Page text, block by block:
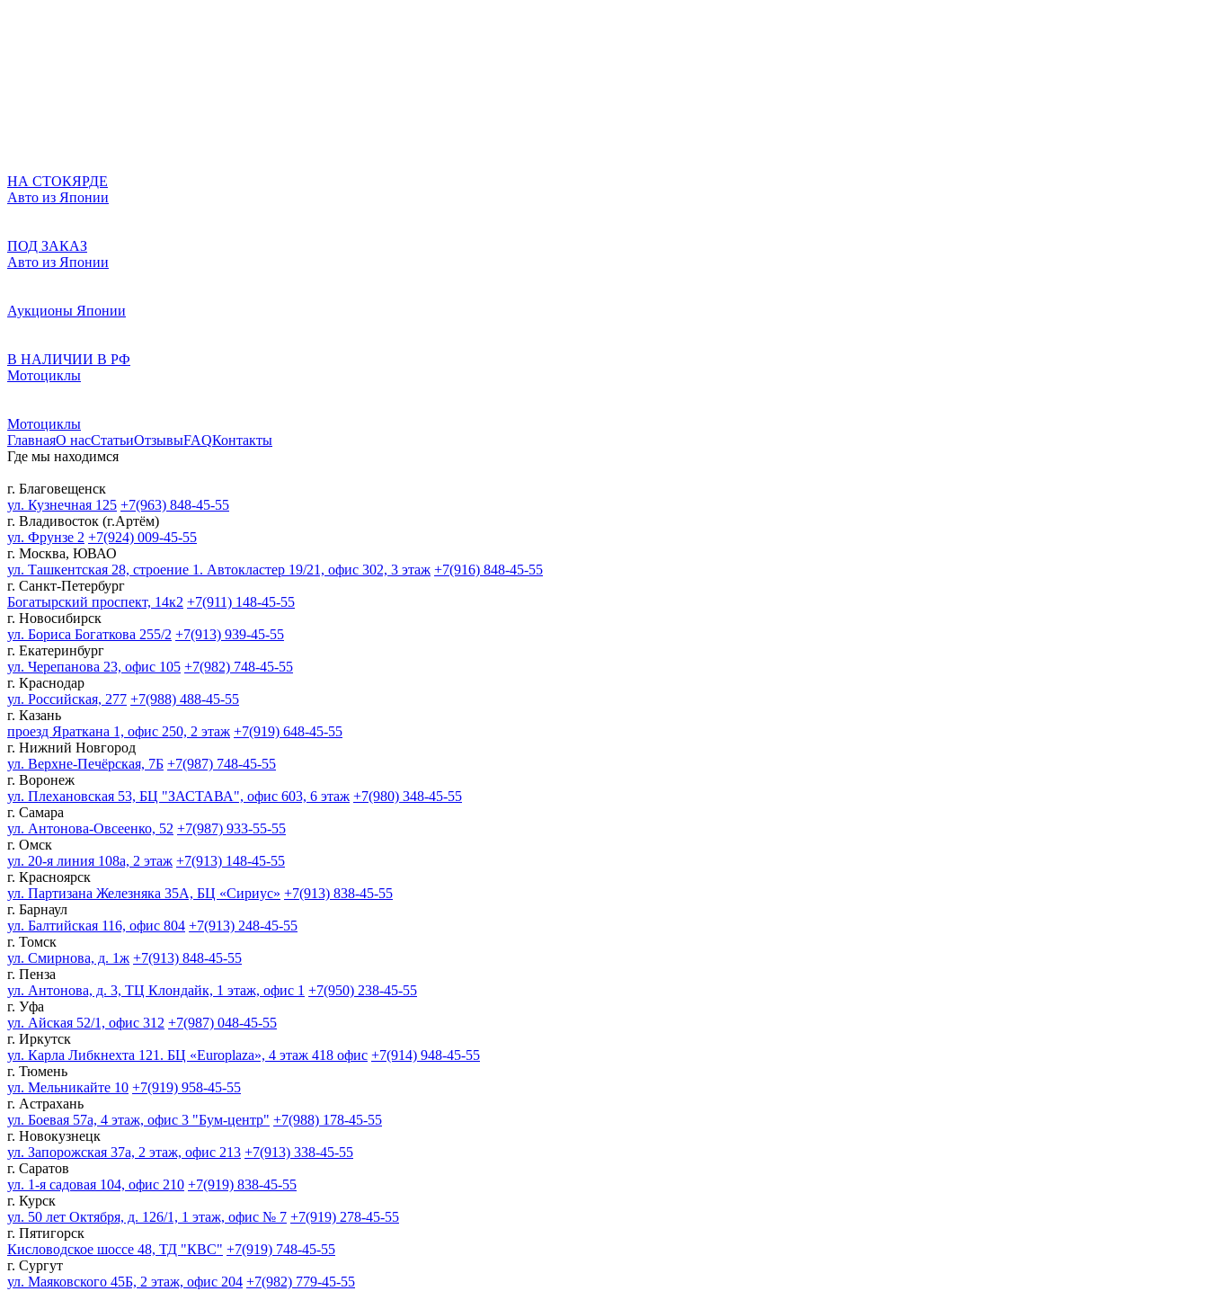
НА СТОКЯРДЕ
Авто из Японии
ПОД ЗАКАЗ
Авто из Японии
Аукционы Японии
В НАЛИЧИИ В РФ
Мотоциклы
Мотоциклы
ГлавнаяО насСтатьиОтзывыFAQКонтакты
Где мы находимся
г. Благовещенск
ул. Кузнечная 125 +7(963) 848-45-55
г. Владивосток (г.Артём)
ул. Фрунзе 2 +7(924) 009-45-55
г. Москва, ЮВАО
ул. Ташкентская 28, строение 1. Автокластер 19/21, офис 302, 3 этаж +7(916) 848-45-55
г. Санкт-Петербург
Богатырский проспект, 14к2 +7(911) 148-45-55
г. Новосибирск
ул. Бориса Богаткова 255/2 +7(913) 939-45-55
г. Екатеринбург
ул. Черепанова 23, офис 105 +7(982) 748-45-55
г. Краснодар
ул. Российская, 277 +7(988) 488-45-55
г. Казань
проезд Яраткана 1, офис 250, 2 этаж +7(919) 648-45-55
г. Нижний Новгород
ул. Верхне-Печёрская, 7Б +7(987) 748-45-55
г. Воронеж
ул. Плехановская 53, БЦ "ЗАСТАВА", офис 603, 6 этаж +7(980) 348-45-55
г. Самара
ул. Антонова-Овсеенко, 52 +7(987) 933-55-55
г. Омск
ул. 20-я линия 108а, 2 этаж +7(913) 148-45-55
г. Красноярск
ул. Партизана Железняка 35А, БЦ «Сириус» +7(913) 838-45-55
г. Барнаул
ул. Балтийская 116, офис 804 +7(913) 248-45-55
г. Томск
ул. Смирнова, д. 1ж +7(913) 848-45-55
г. Пенза
ул. Антонова, д. 3, ТЦ Клондайк, 1 этаж, офис 1 +7(950) 238-45-55
г. Уфа
ул. Айская 52/1, офис 312 +7(987) 048-45-55
г. Иркутск
ул. Карла Либкнехта 121. БЦ «Europlaza», 4 этаж 418 офис +7(914) 948-45-55
г. Тюмень
ул. Мельникайте 10 +7(919) 958-45-55
г. Астрахань
ул. Боевая 57а, 4 этаж, офис 3 "Бум-центр" +7(988) 178-45-55
г. Новокузнецк
ул. Запорожская 37а, 2 этаж, офис 213 +7(913) 338-45-55
г. Саратов
ул. 1-я садовая 104, офис 210 +7(919) 838-45-55
г. Курск
ул. 50 лет Октября, д. 126/1, 1 этаж, офис № 7 +7(919) 278-45-55
г. Пятигорск
Кисловодское шоссе 48, ТД "КВС" +7(919) 748-45-55
г. Сургут
ул. Маяковского 45Б, 2 этаж, офис 204 +7(982) 779-45-55